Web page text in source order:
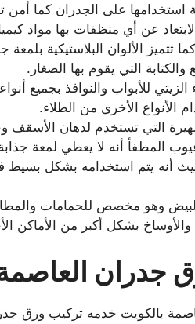
استخدامها على الجدران كما
عن أي منظفات بها مواد
تتميز الألوان البلاستيكية
التي يقوم بها الصغار.
للأبواب والنوافذ بجميع
الأنواع الأخرى من الطلاء.
التي تستخدم لدهان الأسقف
المطفأ أنه لا يعطي لمعة
أنه يتم استخدامه بشكل بسيط
وهو مخصص للحمامات
بشكل أكبر من الأماكن
جدران
بالكويت خدمه تركيب ورق